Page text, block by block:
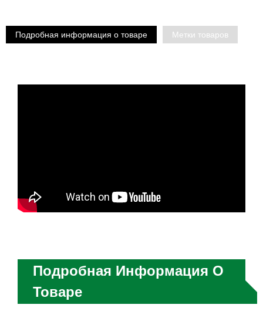
Подробная информация о товаре Метки товаров
Подробная Информация О
Товаре